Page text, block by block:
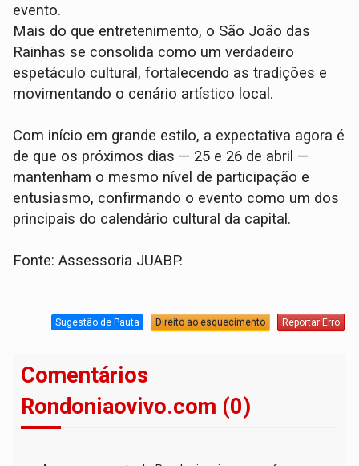
evento.
Mais do que entretenimento, o São João das
Rainhas se consolida como um verdadeiro
espetáculo cultural, fortalecendo as tradições e
movimentando o cenário artístico local.
Com início em grande estilo, a expectativa agora é
de que os próximos dias — 25 e 26 de abril —
mantenham o mesmo nível de participação e
entusiasmo, confirmando o evento como um dos
principais do calendário cultural da capital.
Fonte: Assessoria JUABP.
Sugestão de Pauta Direito ao esquecimento Reportar Erro
Comentários
Rondoniaovivo.com (0)